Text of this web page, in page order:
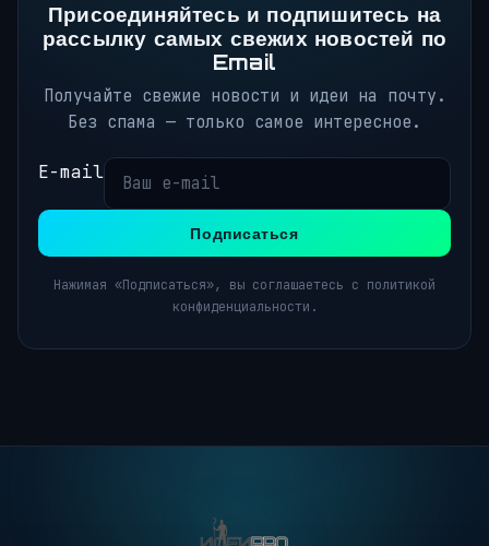
Присоединяйтесь и подпишитесь на
рассылку самых свежих новостей по
Email
Получайте свежие новости и идеи на почту.
Без спама — только самое интересное.
E-mail
Подписаться
Нажимая «Подписаться», вы соглашаетесь с политикой
конфиденциальности.